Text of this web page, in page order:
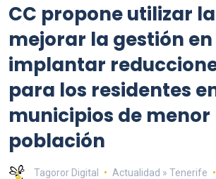
CC propone utilizar
mejorar la gestión en
implantar
para los residentes
municipios de menor
población
Tagoror Digital Actualidad » Tenerife